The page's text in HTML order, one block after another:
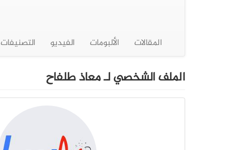
المقالات الألبومات الفيديو التصنيفات
الملف الشخصي لـ معاذ طلفاح